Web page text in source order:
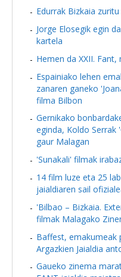
Edurrak Bizkaia zuritu
Jorge Elosegik egin
kartela
Hemen da XXII.
Espainiako lehen
zanaren ganeko
filma Bilbon
Gernikako
eginda, Koldo Serrak
gaur Malagan
'Sunakali' filmak
14 film luze eta 25
jaialdiaren sail
'Bilbao – Bizkaia.
filmak Malagako
Baffest, emakumeak
Argazkien Jaialdia
Gaueko zinema